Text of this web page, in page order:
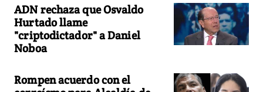
ADN rechaza que Osvaldo
Hurtado llame
"criptodictador" a Daniel
Noboa
Rompen acuerdo con el